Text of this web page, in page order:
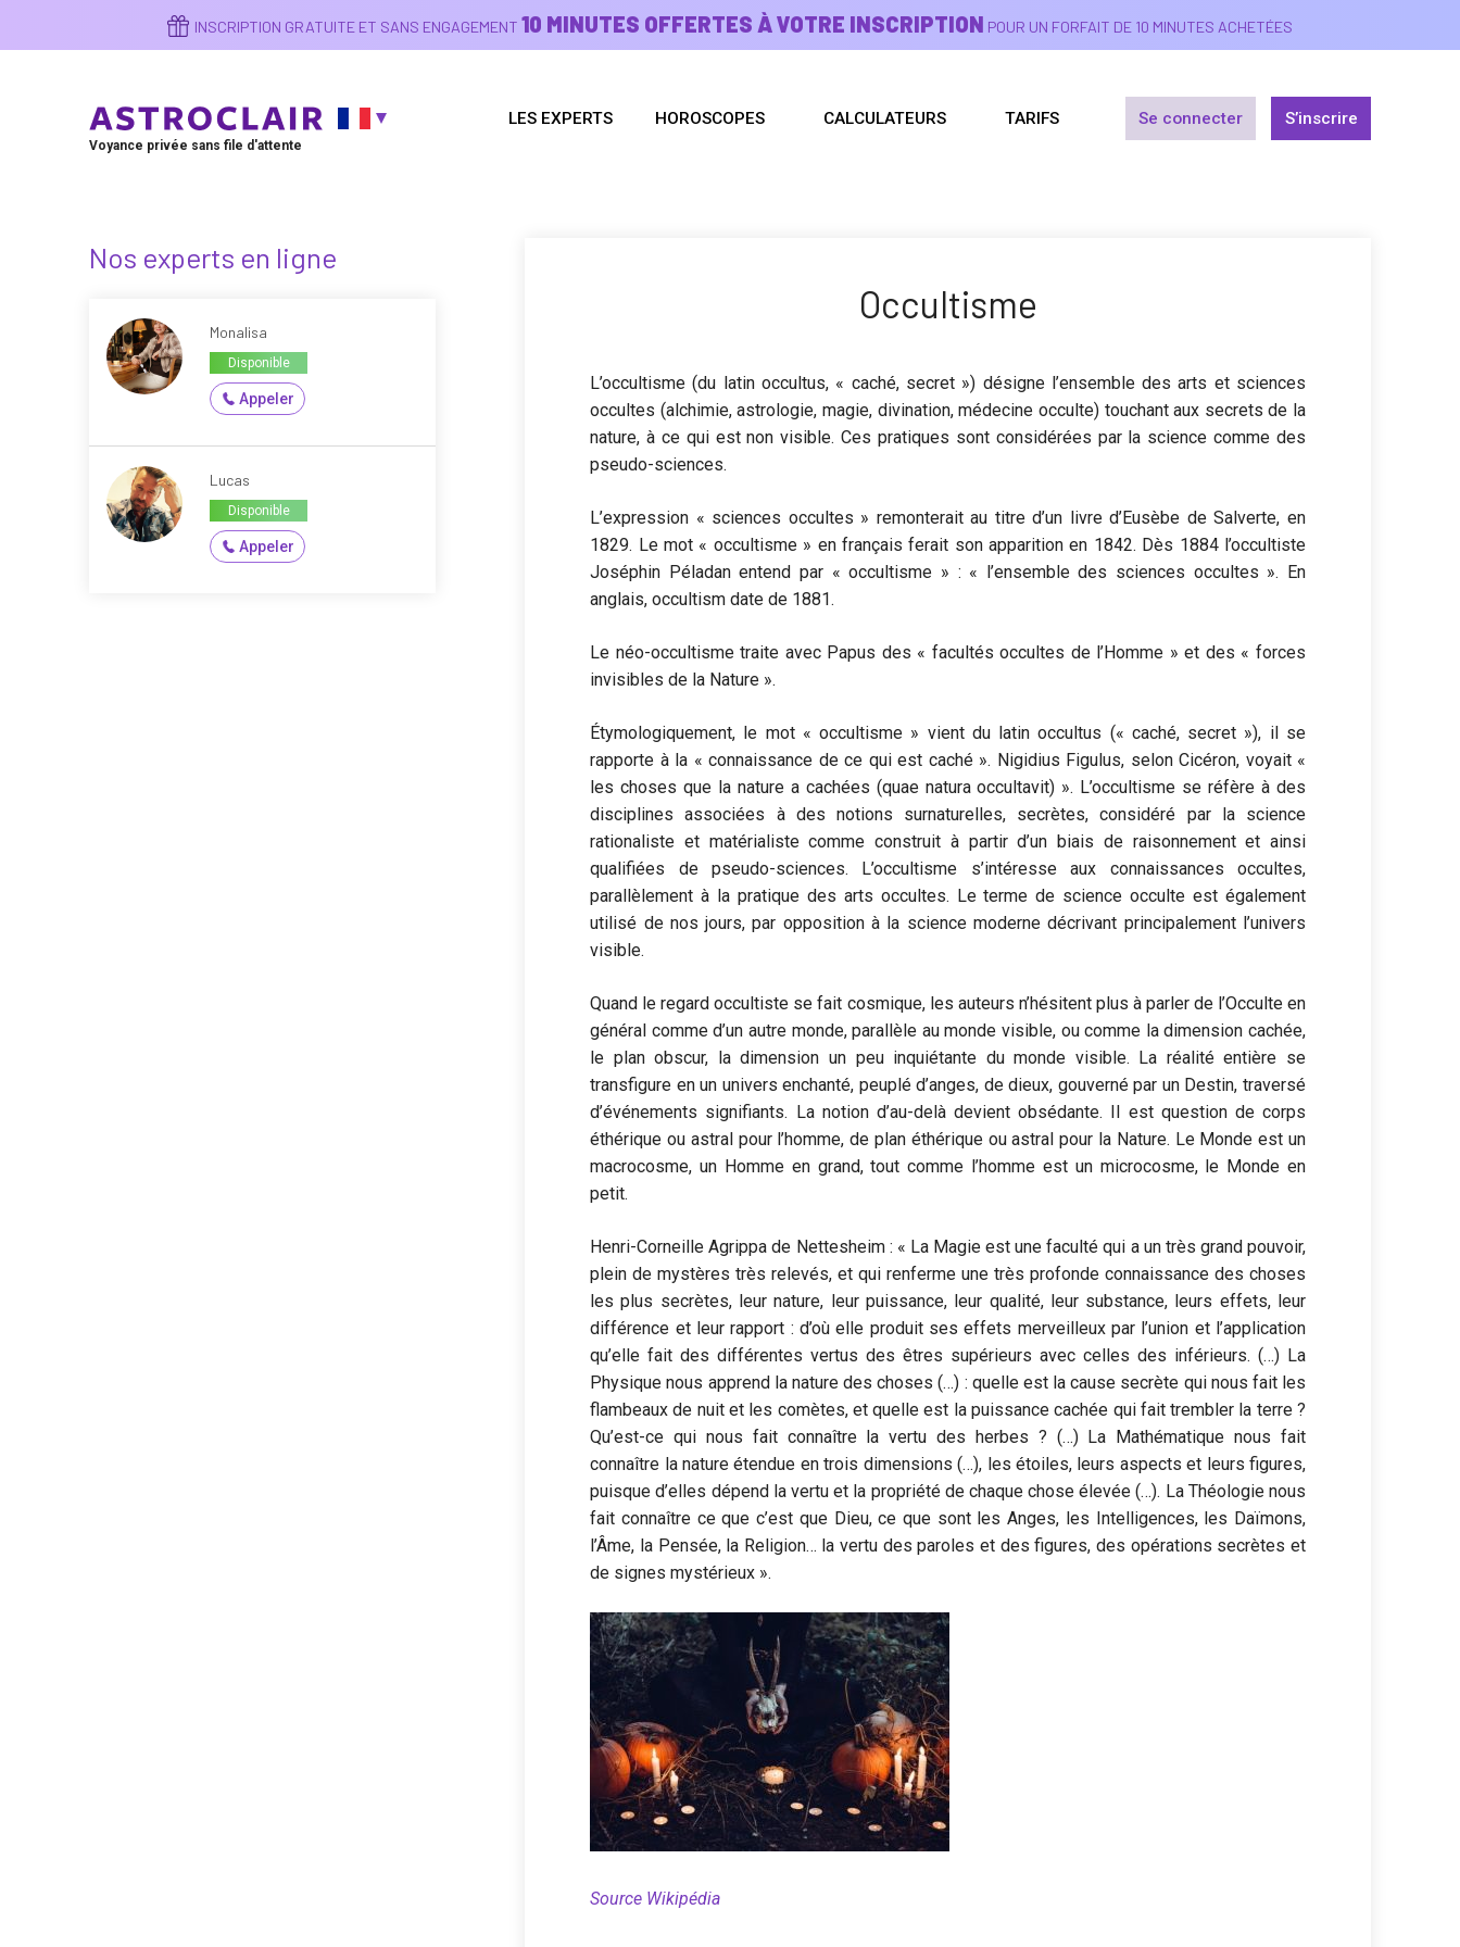
contenu
INSCRIPTION GRATUITE ET SANS ENGAGEMENT 10 MINUTES OFFERTES À VOTRE INSCRIPTION POUR UN FORFAIT DE 10 MINUTES ACHETÉES
Voyance privée sans file d'attente
LES EXPERTS HOROSCOPES CALCULATEURS TARIFS Se connecter S’inscrire
Occultisme
L’occultisme (du latin occultus, « caché, secret ») désigne l’ensemble des arts et sciences
occultes (alchimie, astrologie, magie, divination, médecine occulte) touchant aux secrets de la
nature, à ce qui est non visible. Ces pratiques sont considérées par la science comme des
pseudo-sciences.
L’expression « sciences occultes » remonterait au titre d’un livre d’Eusèbe de Salverte, en
1829. Le mot « occultisme » en français ferait son apparition en 1842. Dès 1884 l’occultiste
Joséphin Péladan entend par « occultisme » : « l’ensemble des sciences occultes ». En
anglais, occultism date de 1881.
Le néo-occultisme traite avec Papus des « facultés occultes de l’Homme » et des « forces
invisibles de la Nature ».
Étymologiquement, le mot « occultisme » vient du latin occultus (« caché, secret »), il se
rapporte à la « connaissance de ce qui est caché ». Nigidius Figulus, selon Cicéron, voyait «
les choses que la nature a cachées (quae natura occultavit) ». L’occultisme se réfère à des
disciplines associées à des notions surnaturelles, secrètes, considéré par la science
rationaliste et matérialiste comme construit à partir d’un biais de raisonnement et ainsi
qualifiées de pseudo-sciences. L’occultisme s’intéresse aux connaissances occultes,
parallèlement à la pratique des arts occultes. Le terme de science occulte est également
utilisé de nos jours, par opposition à la science moderne décrivant principalement l’univers
visible.
Quand le regard occultiste se fait cosmique, les auteurs n’hésitent plus à parler de l’Occulte en
général comme d’un autre monde, parallèle au monde visible, ou comme la dimension cachée,
le plan obscur, la dimension un peu inquiétante du monde visible. La réalité entière se
transfigure en un univers enchanté, peuplé d’anges, de dieux, gouverné par un Destin, traversé
d’événements signifiants. La notion d’au-delà devient obsédante. Il est question de corps
éthérique ou astral pour l’homme, de plan éthérique ou astral pour la Nature. Le Monde est un
macrocosme, un Homme en grand, tout comme l’homme est un microcosme, le Monde en
petit.
Henri-Corneille Agrippa de Nettesheim : « La Magie est une faculté qui a un très grand pouvoir,
plein de mystères très relevés, et qui renferme une très profonde connaissance des choses
les plus secrètes, leur nature, leur puissance, leur qualité, leur substance, leurs effets, leur
différence et leur rapport : d’où elle produit ses effets merveilleux par l’union et l’application
qu’elle fait des différentes vertus des êtres supérieurs avec celles des inférieurs. (…) La
Physique nous apprend la nature des choses (…) : quelle est la cause secrète qui nous fait les
flambeaux de nuit et les comètes, et quelle est la puissance cachée qui fait trembler la terre ?
Qu’est-ce qui nous fait connaître la vertu des herbes ? (…) La Mathématique nous fait
connaître la nature étendue en trois dimensions (…), les étoiles, leurs aspects et leurs figures,
puisque d’elles dépend la vertu et la propriété de chaque chose élevée (…). La Théologie nous
fait connaître ce que c’est que Dieu, ce que sont les Anges, les Intelligences, les Daïmons,
l’Âme, la Pensée, la Religion… la vertu des paroles et des figures, des opérations secrètes et
de signes mystérieux ».
Source Wikipédia
Nos experts en ligne
Monalisa
Disponible
Appeler
Lucas
Disponible
Appeler